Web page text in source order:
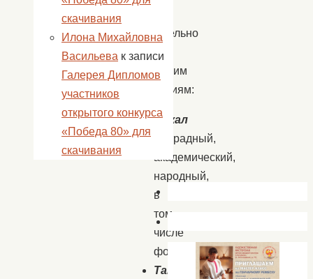
включительно
по
следующим
номинациям:
Вокал
(эстрадный,
академический,
народный,
в
том
числе
фольклор)
Танец
скачивания
Илона Михайловна
Васильева к записи
Галерея Дипломов
участников
открытого конкурса
«Победа 80» для
скачивания